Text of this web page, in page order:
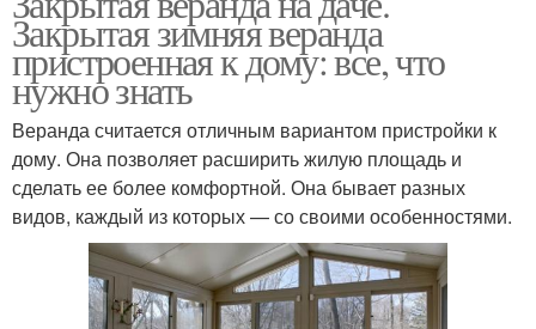
Закрытая зимняя веранда
пристроенная к дому: все, что
нужно знать
Веранда считается отличным вариантом пристройки к
дому. Она позволяет расширить жилую площадь и
сделать ее более комфортной. Она бывает разных
видов, каждый из которых — со своими особенностями.